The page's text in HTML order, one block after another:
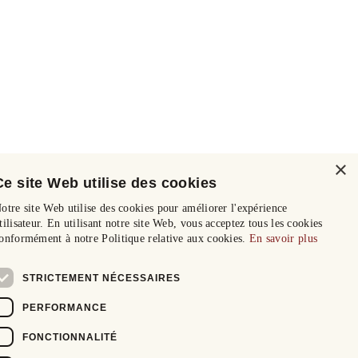
×
site Web utilise des cookies
site Web utilise des cookies pour améliorer l'expérience
En utilisant notre site Web, vous acceptez tous les cookies
à notre Politique relative aux cookies. En savoir plus
STRICTEMENT NÉCESSAIRES
PERFORMANCE
FONCTIONNALITÉ